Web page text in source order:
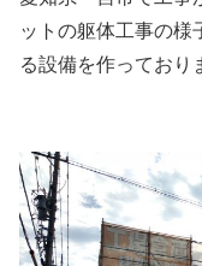
ットの躯体工事の様
る設備を作っており